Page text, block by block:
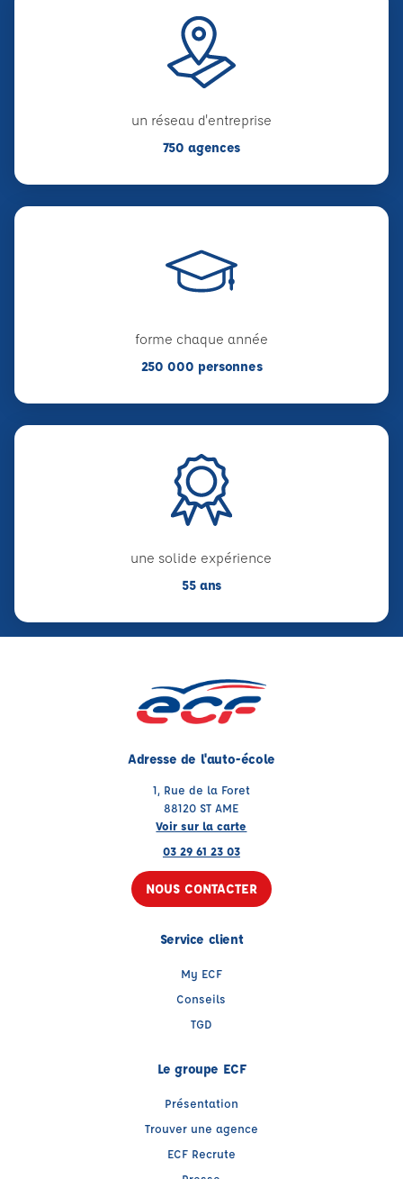
un réseau d'entreprise
750 agences
forme chaque année
250 000 personnes
une solide expérience
55 ans
Adresse de l'auto-école
1, Rue de la Foret
88120 ST AME
Voir sur la carte
03 29 61 23 03
NOUS CONTACTER
Service client
My ECF
Conseils
TGD
Le groupe ECF
Présentation
Trouver une agence
ECF Recrute